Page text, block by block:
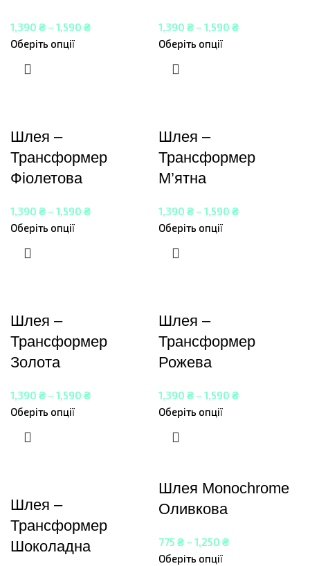
1,390 ₴ – 1,590 ₴
Оберіть опції
1,390 ₴ – 1,590 ₴
Оберіть опції
Шлея –
Трансформер
Фіолетова
1,390 ₴ – 1,590 ₴
Оберіть опції
Шлея –
Трансформер
М’ятна
1,390 ₴ – 1,590 ₴
Оберіть опції
Шлея –
Трансформер
Золота
1,390 ₴ – 1,590 ₴
Оберіть опції
Шлея –
Трансформер
Рожева
1,390 ₴ – 1,590 ₴
Оберіть опції
Шлея –
Трансформер
Шоколадна
Шлея Monochrome
Оливкова
775 ₴ – 1,250 ₴
Оберіть опції